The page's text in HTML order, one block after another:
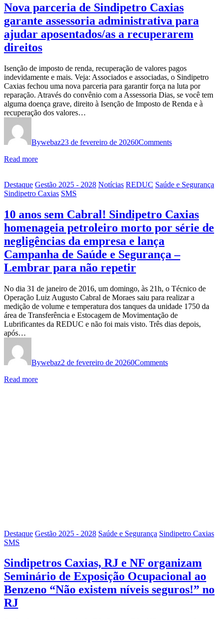
Nova parceria de Sindipetro Caxias
garante assessoria administrativa para
ajudar aposentados/as a recuperarem
direitos
Isenção de imposto de renda, recuperação de valores pagos
indevidamente e mais. Veja: Associados e associadas, o Sindipetro
Caxias fechou uma nova parceria para garantir força na luta por
reparação. Através do convênio com a Assessoria Dias, se você tem
alguma doença grave, direito à Isenção de Imposto de Renda e à
recuperação dos valores…
Bywebaz23 de fevereiro de 20260Comments
Read more
Destaque Gestão 2025 - 2028 Notícias REDUC Saúde e Segurança
Sindipetro Caxias SMS
10 anos sem Cabral! Sindipetro Caxias
homenageia petroleiro morto por série de
negligências da empresa e lança
Campanha de Saúde e Segurança –
Lembrar para não repetir
No dia 31 de janeiro de 2016, um domingo, às 21h, o Técnico de
Operação Luiz Augusto Cabral de Moraes saiu para realizar a
medição de volume e temperatura dos tanques da unidade 1750 da
área de Transferência e Estocagem de Movimentação de
Lubrificantes da REDUC e não foi mais visto. Três dias depois,
após…
Bywebaz2 de fevereiro de 20260Comments
Read more
Destaque Gestão 2025 - 2028 Saúde e Segurança Sindipetro Caxias
SMS
Sindipetros Caxias, RJ e NF organizam
Seminário de Exposição Ocupacional ao
Benzeno “Não existem níveis seguros!” no
RJ